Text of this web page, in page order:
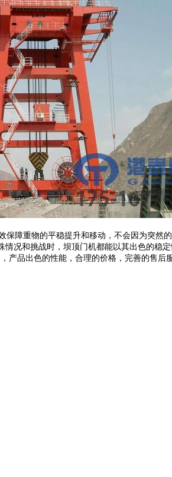
障重物的平稳提升和移动，不会因为突然
况和挑战时，坝顶门机都能以其出色的稳定
产品出色的性能，合理的价格，完善的售